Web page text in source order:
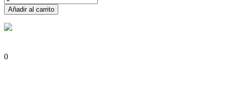
Añadir al carrito
0